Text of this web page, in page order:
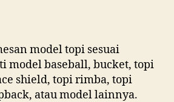
model topi sesuai
model baseball, bucket, topi
shield, topi rimba, topi
atau model lainnya.